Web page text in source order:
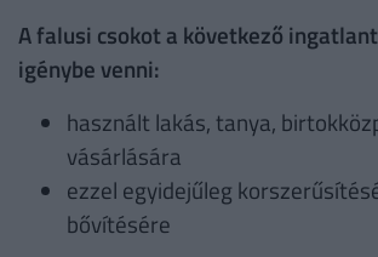
A falusi csokot a következő
igénybe venni:
használt lakás, tanya,
vásárlására
ezzel egyidejűleg
bővítésére